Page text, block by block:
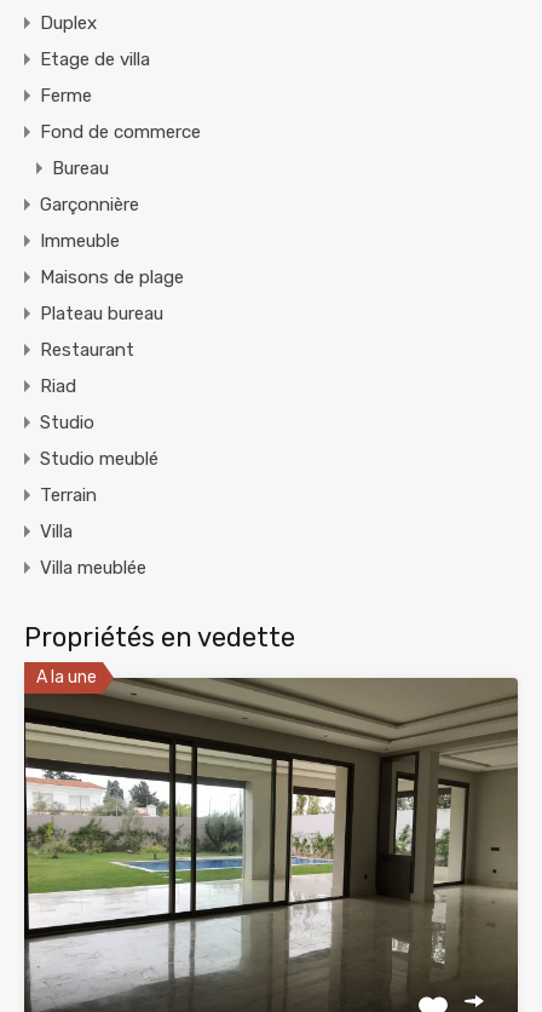
Duplex
Etage de villa
Ferme
Fond de commerce
Bureau
Garçonnière
Immeuble
Maisons de plage
Plateau bureau
Restaurant
Riad
Studio
Studio meublé
Terrain
Villa
Villa meublée
Propriétés en vedette
A la une